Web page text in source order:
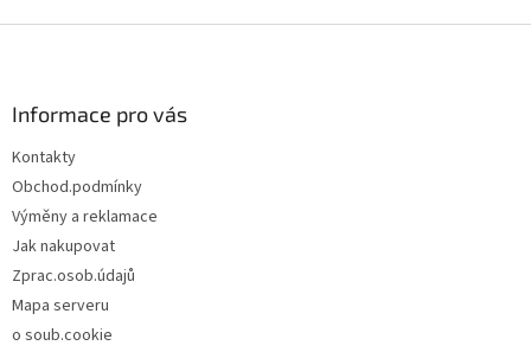
Informace pro vás
Kontakty
Obchod.podmínky
Výměny a reklamace
Jak nakupovat
Zprac.osob.údajů
Mapa serveru
o soub.cookie